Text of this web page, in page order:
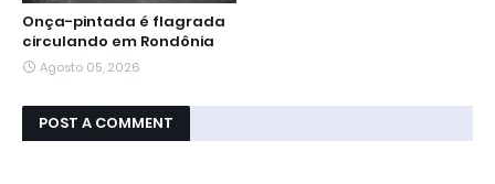
Onça-pintada é flagrada
circulando em Rondônia
Agosto 05, 2026
POST A COMMENT